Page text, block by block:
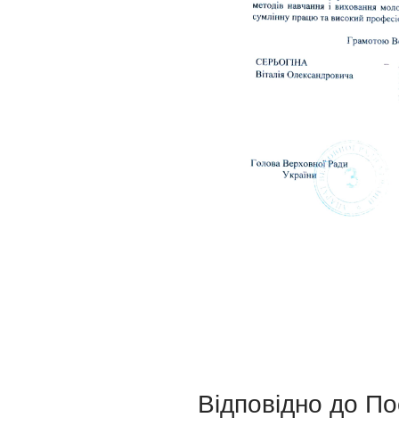
Відповідно до